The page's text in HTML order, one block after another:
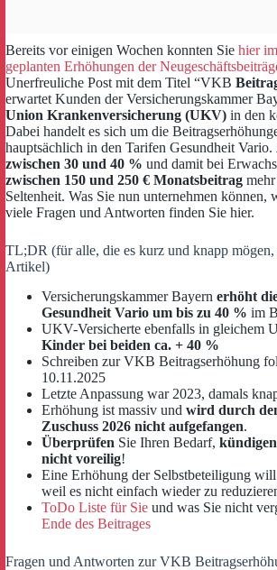
Bereits vor einigen Wochen konnten Sie hier
geplanten Erhöhungen der
Unerfreuliche Post mit dem Titel “VKB
erwartet Kunden der Versicherungskammer
Union Krankenversicherung (UKV) in den
Dabei handelt es sich um die
hauptsächlich in den Tarifen Gesundheit Vario.
zwischen 30 und 40 % und damit bei
zwischen 150 und 250 € Monatsbeitrag
Seltenheit. Was Sie nun unternehmen können,
viele Fragen und Antworten finden Sie hier.
TL;DR (für alle, die es kurz und knapp
Artikel)
Versicherungskammer Bayern erhöht
Gesundheit Vario um bis zu 40 % im
UKV-Versicherte ebenfalls in gleichem
Kinder bei beiden ca. + 40 %
Schreiben zur VKB Beitragserhöhung
10.11.2025
Letzte Anpassung war 2023, damals
Erhöhung ist massiv und wird durch
Zuschuss 2026 nicht aufgefangen.
Überprüfen Sie Ihren Bedarf,
nicht voreilig!
Eine Erhöhung der Selbstbeteiligung
weil es nicht einfach wieder zu
ToDo Liste für Sie und was Sie nicht
Ende des Beitrages
Fragen und Antworten zur VKB